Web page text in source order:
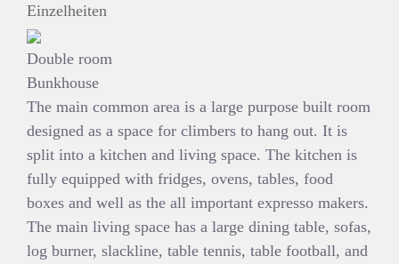
Einzelheiten
Double room
Bunkhouse
The main common area is a large purpose built room
designed as a space for climbers to hang out. It is
split into a kitchen and living space. The kitchen is
fully equipped with fridges, ovens, tables, food
boxes and well as the all important expresso makers.
The main living space has a large dining table, sofas,
log burner, slackline, table tennis, table football, and